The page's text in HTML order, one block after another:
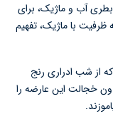
بطری آب و ماژیک، برای
ظرفیت با ماژیک، تفهیم
می‌کنند کودکان ۶ و ۷ ساله که از شب ادراری رنج
خجالت این عارضه را